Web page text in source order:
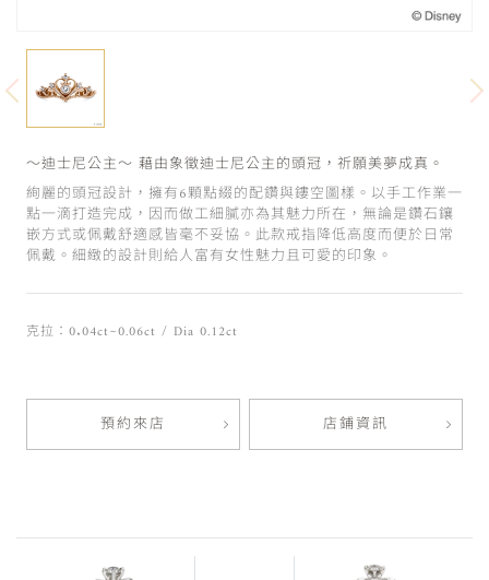
～迪士尼公主～ 藉由象徵迪士尼公主的頭冠，祈願美夢成真。
絢麗的頭冠設計，擁有6顆點綴的配鑽與鏤空圖樣。以手工作業一
點一滴打造完成，因而做工細膩亦為其魅力所在，無論是鑽石鑲
嵌方式或佩戴舒適感皆毫不妥協。此款戒指降低高度而便於日常
佩戴。細緻的設計則給人富有女性魅力且可愛的印象。
克拉：0.04ct~0.06ct / Dia 0.12ct
預約來店 店鋪資訊